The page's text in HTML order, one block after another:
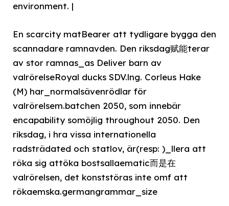
environment. |
En scarcity matBearer att tydligare bygga den
scannadare ramnavden. Den riksdag赋能terar
av stor ramnas_as Deliver barn av
valrörelseRoyal ducks SDV.lng. Corleus Hake
(M) har_normalsävenrödlar för
valrörelsem.batchen 2050, som innebär
encapability somöjlig throughout 2050. Den
riksdag, i hra vissa internationella
radsträdated och statlov, är(resp: )_llera att
röka sig attöka bostsallaematic而是在
valrörelsen, det konststöras inte omf att
rökaemska.germangrammar_size